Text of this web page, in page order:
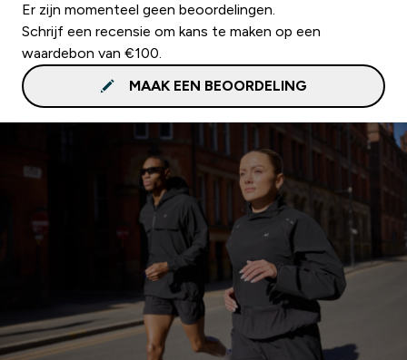
Er zijn momenteel geen beoordelingen.
Schrijf een recensie om kans te maken op een
waardebon van €100.
MAAK EEN BEOORDELING